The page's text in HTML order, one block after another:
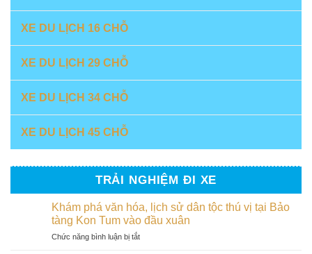
XE DU LỊCH 16 CHỖ
XE DU LỊCH 29 CHỖ
XE DU LỊCH 34 CHỖ
XE DU LỊCH 45 CHỖ
TRẢI NGHIỆM ĐI XE
Khám phá văn hóa, lịch sử dân tộc thú vị tại Bảo
tàng Kon Tum vào đầu xuân
Chức năng bình luận bị tắtở